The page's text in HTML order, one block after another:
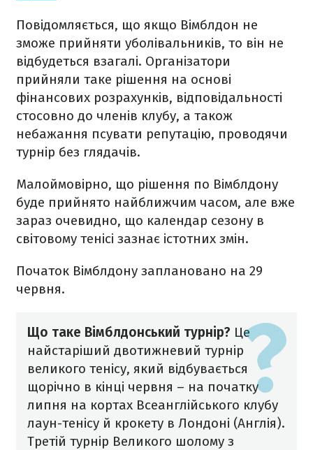
Повідомляється, що якщо Вімблдон не
зможе прийняти уболівальників, то він не
відбудеться взагалі. Організатори
прийняли таке рішення на основі
фінансових розрахунків, відповідальності
стосовно до членів клубу, а також
небажання псувати репутацію, проводячи
турнір без глядачів.
Малоймовірно, що рішення по Вімблдону
буде прийнято найближчим часом, але вже
зараз очевидно, що календар сезону в
світовому тенісі зазнає істотних змін.
Початок Вімблдону заплановано на 29
червня.
Що таке Вімблдонський турнір? Це
найстаріший двотижневий турнір
великого тенісу, який відбувається
щорічно в кінці червня – на початку
липня на кортах Всеанглійського клубу
лаун-тенісу й крокету в Лондоні (Англія).
Третій турнір Великого шолому з